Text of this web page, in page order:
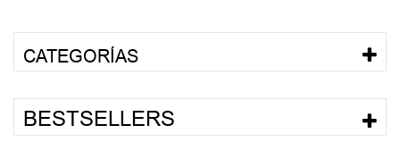
CATEGORÍAS
BESTSELLERS